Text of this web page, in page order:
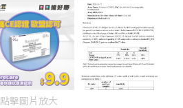
點擊圖片放大